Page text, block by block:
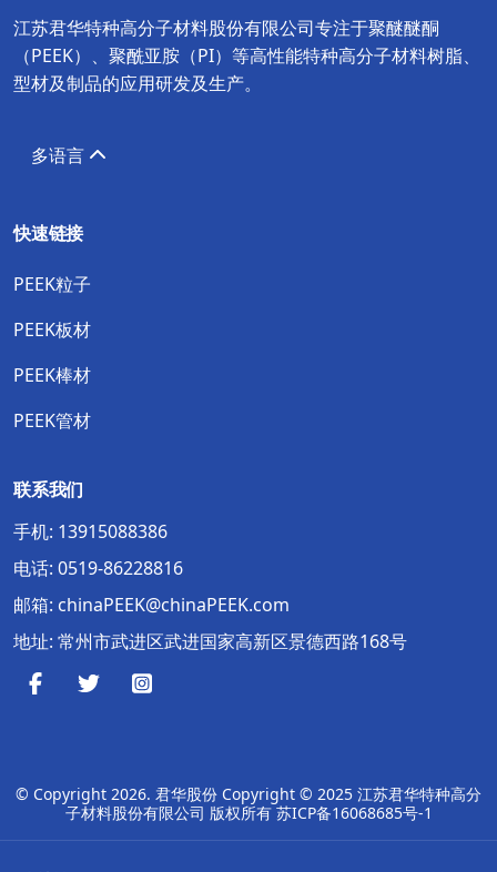
江苏君华特种高分子材料股份有限公司专注于聚醚醚酮
（PEEK）、聚酰亚胺（PI）等高性能特种高分子材料树脂、
型材及制品的应用研发及生产。
多语言
快速链接
PEEK粒子
PEEK板材
PEEK棒材
PEEK管材
联系我们
手机: 13915088386
电话: 0519-86228816
邮箱: chinaPEEK@chinaPEEK.com
地址: 常州市武进区武进国家高新区景德西路168号
© Copyright 2026. 君华股份 Copyright © 2025 江苏君华特种高分
子材料股份有限公司 版权所有 苏ICP备16068685号-1